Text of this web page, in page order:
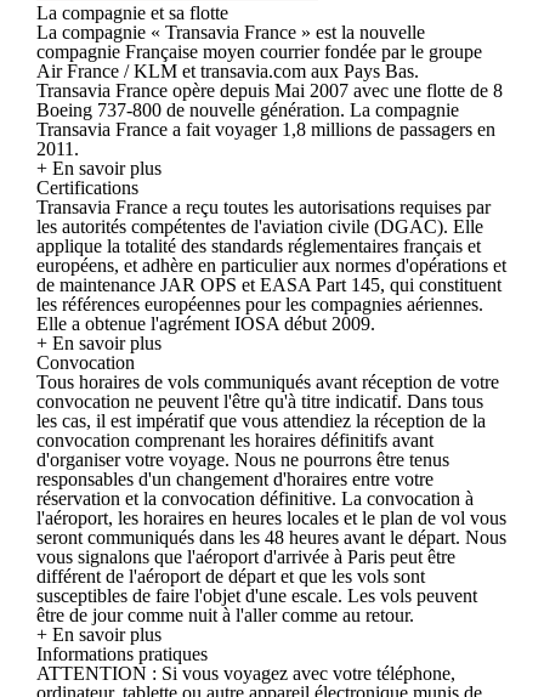
La compagnie et sa flotte
La compagnie « Transavia France » est la nouvelle
compagnie Française moyen courrier fondée par le groupe
Air France / KLM et transavia.com aux Pays Bas.
Transavia France opère depuis Mai 2007 avec une flotte de 8
Boeing 737-800 de nouvelle génération. La compagnie
Transavia France a fait voyager 1,8 millions de passagers en
2011.
+ En savoir plus
Certifications
Transavia France a reçu toutes les autorisations requises par
les autorités compétentes de l'aviation civile (DGAC). Elle
applique la totalité des standards réglementaires français et
européens, et adhère en particulier aux normes d'opérations et
de maintenance JAR OPS et EASA Part 145, qui constituent
les références européennes pour les compagnies aériennes.
Elle a obtenue l'agrément IOSA début 2009.
+ En savoir plus
Convocation
Tous horaires de vols communiqués avant réception de votre
convocation ne peuvent l'être qu'à titre indicatif. Dans tous
les cas, il est impératif que vous attendiez la réception de la
convocation comprenant les horaires définitifs avant
d'organiser votre voyage. Nous ne pourrons être tenus
responsables d'un changement d'horaires entre votre
réservation et la convocation définitive. La convocation à
l'aéroport, les horaires en heures locales et le plan de vol vous
seront communiqués dans les 48 heures avant le départ. Nous
vous signalons que l'aéroport d'arrivée à Paris peut être
différent de l'aéroport de départ et que les vols sont
susceptibles de faire l'objet d'une escale. Les vols peuvent
être de jour comme nuit à l'aller comme au retour.
+ En savoir plus
Informations pratiques
ATTENTION : Si vous voyagez avec votre téléphone,
ordinateur, tablette ou autre appareil électronique munis de